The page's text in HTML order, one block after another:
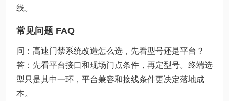
线。
常见问题 FAQ
问：高速门禁系统改造怎么选，先看型号还是平台？
答：先看平台接口和现场门点条件，再定型号。终端选
型只是其中一环，平台兼容和接线条件更决定落地成
本。